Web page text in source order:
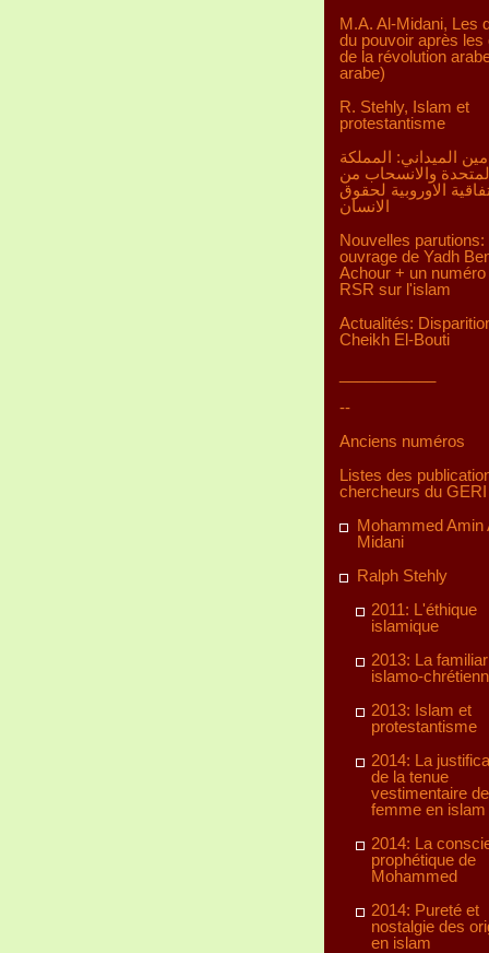
M.A. Al-Midani, Les
du pouvoir après les
de la révolution
arabe)
R. Stehly, Islam et
protestantisme
الميداني: المملكة
والانسحاب من
الاوروبية لحقوق
الانسان
Nouvelles parutions:
ouvrage de Yadh
Achour + un numéro
RSR sur l'islam
Actualités:
Cheikh El-Bouti
--
Anciens numéros
Listes des
chercheurs du GERI
Mohammed Amin
Midani
Ralph Stehly
2011: L'éthique
islamique
2013: La
islamo-
2013: Islam et
protestantisme
2014: La
de la tenue
vestimentaire
femme en islam
2014: La
prophétique de
Mohammed
2014: Pureté et
nostalgie des
en islam